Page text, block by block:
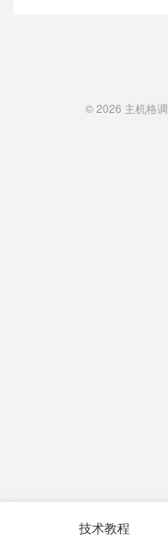
© 2026 主机格调
技术教程